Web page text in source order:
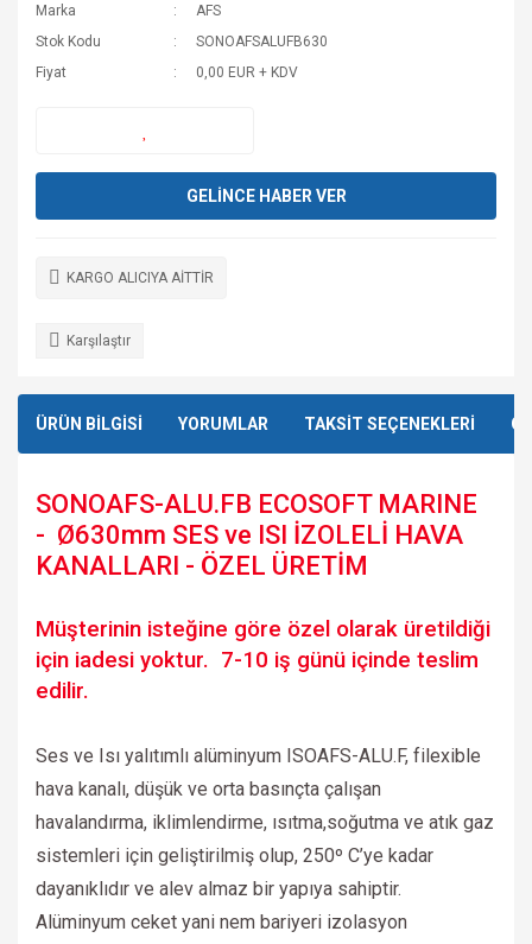
Marka
AFS
Stok Kodu
SONOAFSALUFB630
Fiyat
0,00 EUR + KDV
GELİNCE HABER VER
KARGO ALICIYA AİTTİR
Karşılaştır
ÜRÜN BİLGİSİ YORUMLAR TAKSİT SEÇENEKLERİ
SONOAFS-ALU.FB ECOSOFT MARINE
- Ø630mm SES ve ISI İZOLELİ HAVA
KANALLARI - ÖZEL ÜRETİM
Müşterinin isteğine göre özel olarak üretildiği
için iadesi yoktur. 7-10 iş günü içinde teslim
edilir.
Ses ve Isı yalıtımlı alüminyum ISOAFS-ALU.F, filexible
hava kanalı, düşük ve orta basınçta çalışan
havalandırma, iklimlendirme, ısıtma,soğutma ve atık gaz
sistemleri için geliştirilmiş olup, 250º C’ye kadar
dayanıklıdır ve alev almaz bir yapıya sahiptir.
Alüminyum ceket yani nem bariyeri izolasyon